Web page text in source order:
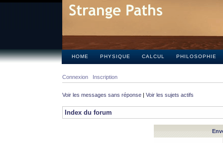
HOME PHYSIQUE CALCUL PHILOSOPHIE
Connexion Inscription
Voir les messages sans réponse | Voir les sujets actifs
Index du forum